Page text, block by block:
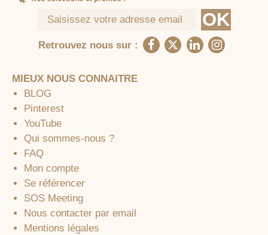
Retrouvez nous sur :
MIEUX NOUS CONNAITRE
BLOG
Pinterest
YouTube
Qui sommes-nous ?
FAQ
Mon compte
Se référencer
SOS Meeting
Nous contacter par email
Mentions légales